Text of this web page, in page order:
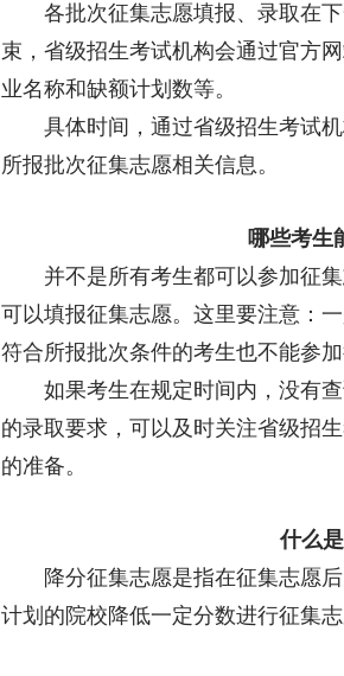
各批次征集志愿填报、录取在下
束，省级招生考试机构会通过官方
业名称和缺额计划数等。
具体时间，通过省级招生考试机
所报批次征集志愿相关信息。
哪些考生
并不是所有考生都可以参加征集
可以填报征集志愿。这里要注意：
符合所报批次条件的考生也不能参加
如果考生在规定时间内，没有查
的录取要求，可以及时关注省级招
的准备。
什么
降分征集志愿是指在征集志愿后
计划的院校降低一定分数进行征集志